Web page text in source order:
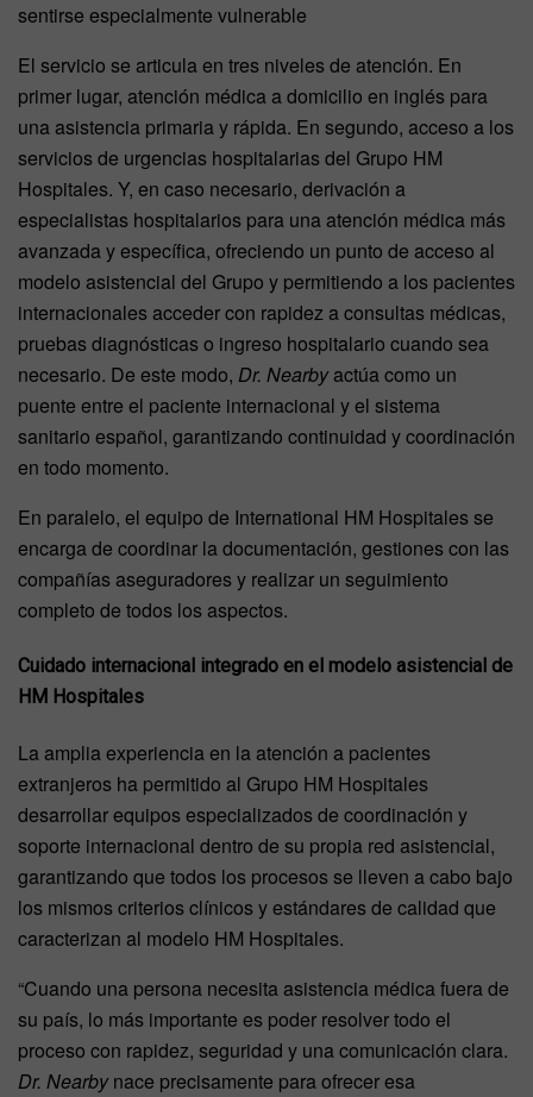
sentirse especialmente vulnerable
El servicio se articula en tres niveles de atención. En
primer lugar, atención médica a domicilio en inglés para
una asistencia primaria y rápida. En segundo, acceso a los
servicios de urgencias hospitalarias del Grupo HM
Hospitales. Y, en caso necesario, derivación a
especialistas hospitalarios para una atención médica más
avanzada y específica, ofreciendo un punto de acceso al
modelo asistencial del Grupo y permitiendo a los pacientes
internacionales acceder con rapidez a consultas médicas,
pruebas diagnósticas o ingreso hospitalario cuando sea
necesario. De este modo, Dr. Nearbyactúa como un
puente entre el paciente internacional y el sistema
sanitario español, garantizando continuidad y coordinación
en todo momento.
En paralelo, el equipo de International HM Hospitales se
encarga de coordinar la documentación, gestiones con las
compañías aseguradores y realizar un seguimiento
completo de todos los aspectos.
Cuidado internacional integrado en el modelo asistencial de
HM Hospitales
La amplia experiencia en la atención a pacientes
extranjeros ha permitido al Grupo HM Hospitales
desarrollar equipos especializados de coordinación y
soporte internacional dentro de su propia red asistencial,
garantizando que todos los procesos se lleven a cabo bajo
los mismos criterios clínicos y estándares de calidad que
caracterizan al modelo HM Hospitales.
“Cuando una persona necesita asistencia médica fuera de
su país, lo más importante es poder resolver todo el
proceso con rapidez, seguridad y una comunicación clara.
Dr. Nearbynace precisamente para ofrecer esa